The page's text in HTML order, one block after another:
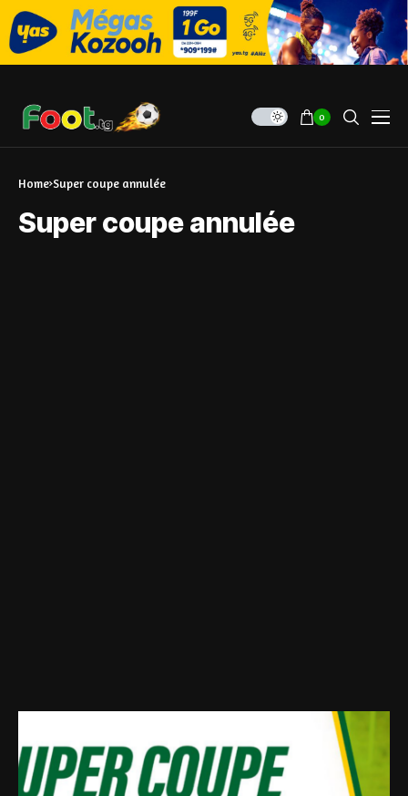
0
Home Super coupe annulée
Super coupe annulée